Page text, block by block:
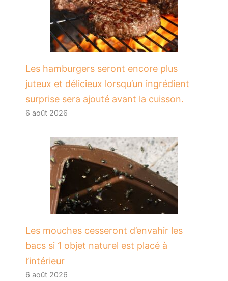
Les hamburgers seront encore plus
juteux et délicieux lorsqu’un ingrédient
surprise sera ajouté avant la cuisson.
6 août 2026
Les mouches cesseront d’envahir les
bacs si 1 objet naturel est placé à
l’intérieur
6 août 2026